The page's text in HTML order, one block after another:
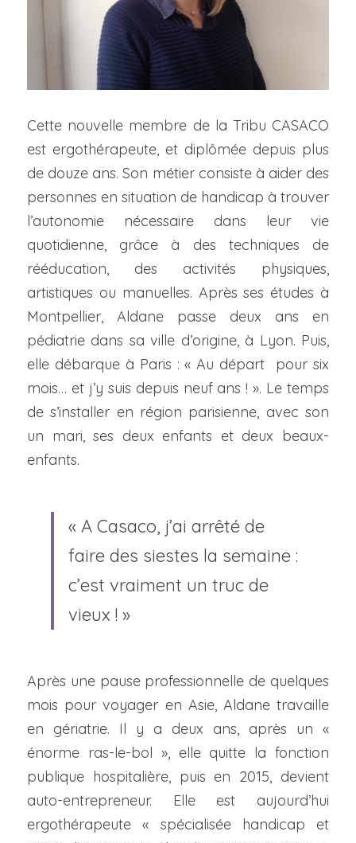
Cette nouvelle membre de la Tribu CASACO
est ergothérapeute, et diplômée depuis plus
de douze ans. Son métier consiste à aider des
personnes en situation de handicap à trouver
l’autonomie nécessaire dans leur vie
quotidienne, grâce à des techniques de
rééducation, des activités physiques,
artistiques ou manuelles. Après ses études à
Montpellier, Aldane passe deux ans en
pédiatrie dans sa ville d’origine, à Lyon. Puis,
elle débarque à Paris : « Au départ  pour six
mois… et j’y suis depuis neuf ans ! ». Le temps
de s’installer en région parisienne, avec son
un mari, ses deux enfants et deux beaux-
enfants.
« A Casaco, j’ai arrêté de
faire des siestes la semaine :
c’est vraiment un truc de
vieux ! »
Après une pause professionnelle de quelques
mois pour voyager en Asie, Aldane travaille
en gériatrie. Il y a deux ans, après un «
énorme ras-le-bol », elle quitte la fonction
publique hospitalière, puis en 2015, devient
auto-entrepreneur. Elle est aujourd’hui
ergothérapeute « spécialisée handicap et